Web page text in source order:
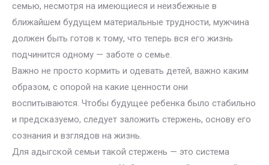
семью, несмотря на имеющиеся и неизбежные в
ближайшем будущем материальные трудности, мужчина
должен быть готов к тому, что теперь вся его жизнь
подчинится одному — заботе о семье.
Важно не просто кормить и одевать детей, важно каким
образом, с опорой на какие ценности они
воспитываются. Чтобы будущее ребенка было стабильно
и предсказуемо, следует заложить стержень, основу его
сознания и взглядов на жизнь.
Для адыгской семьи такой стержень — это система